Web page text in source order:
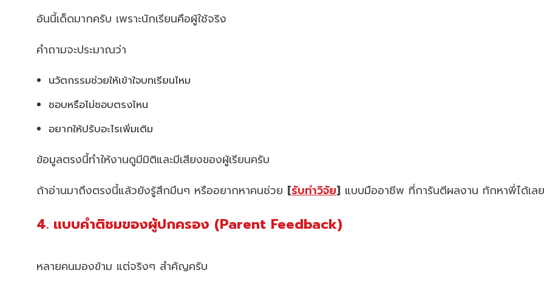
อันนี้เด็ดมากครับ เพราะนักเรียนคือผู้ใช้จริง
คำถามจะประมาณว่า
นวัตกรรมช่วยให้เข้าใจบทเรียนไหม
ชอบหรือไม่ชอบตรงไหน
อยากให้ปรับอะไรเพิ่มเติม
ข้อมูลตรงนี้ทำให้งานดูมีมิติและมีเสียงของผู้เรียนครับ
ถ้าอ่านมาถึงตรงนี้แล้วยังรู้สึกมึนๆ หรืออยากหาคนช่วย [รับทำวิจัย] แบบมืออาชีพ ที่การันตีผลงาน ทักหาพี่ได้เล
4. แบบคำติชมของผู้ปกครอง (Parent Feedback)
หลายคนมองข้าม แต่จริงๆ สำคัญครับ